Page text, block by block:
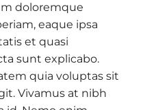
doloremque
eaque ipsa
et quasi
sunt explicabo.
quia voluptas sit
Vivamus at nibh